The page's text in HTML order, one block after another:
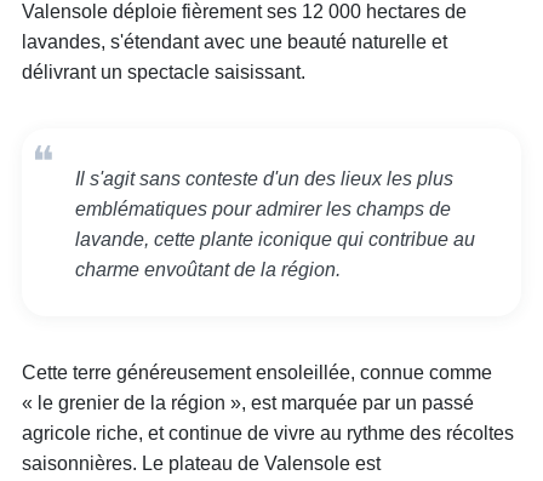
Valensole déploie fièrement ses 12 000 hectares de
lavandes, s'étendant avec une beauté naturelle et
délivrant un spectacle saisissant.
Il s'agit sans conteste d'un des lieux les plus
emblématiques pour admirer les champs de
lavande, cette plante iconique qui contribue au
charme envoûtant de la région.
Cette terre généreusement ensoleillée, connue comme
« le grenier de la région », est marquée par un passé
agricole riche, et continue de vivre au rythme des récoltes
saisonnières. Le plateau de Valensole est